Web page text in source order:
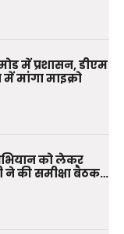
में प्रशासन, डीएम
मांगा माइक्रो
को लेकर
ने की समीक्षा बैठक…